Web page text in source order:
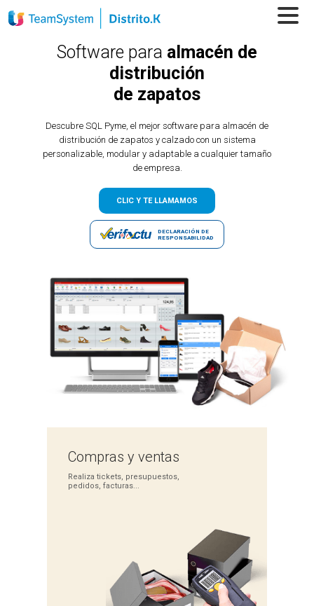
Software para almacén de
distribución
de zapatos
Descubre SQL Pyme, el mejor software para almacén de
distribución de zapatos y calzado con un sistema
personalizable, modular y adaptable a cualquier tamaño
de empresa.
CLIC Y TE LLAMAMOS
DECLARACIÓN DE
RESPONSABILIDAD
Comprasy ventas
Realiza tickets, presupuestos,
pedidos, facturas...